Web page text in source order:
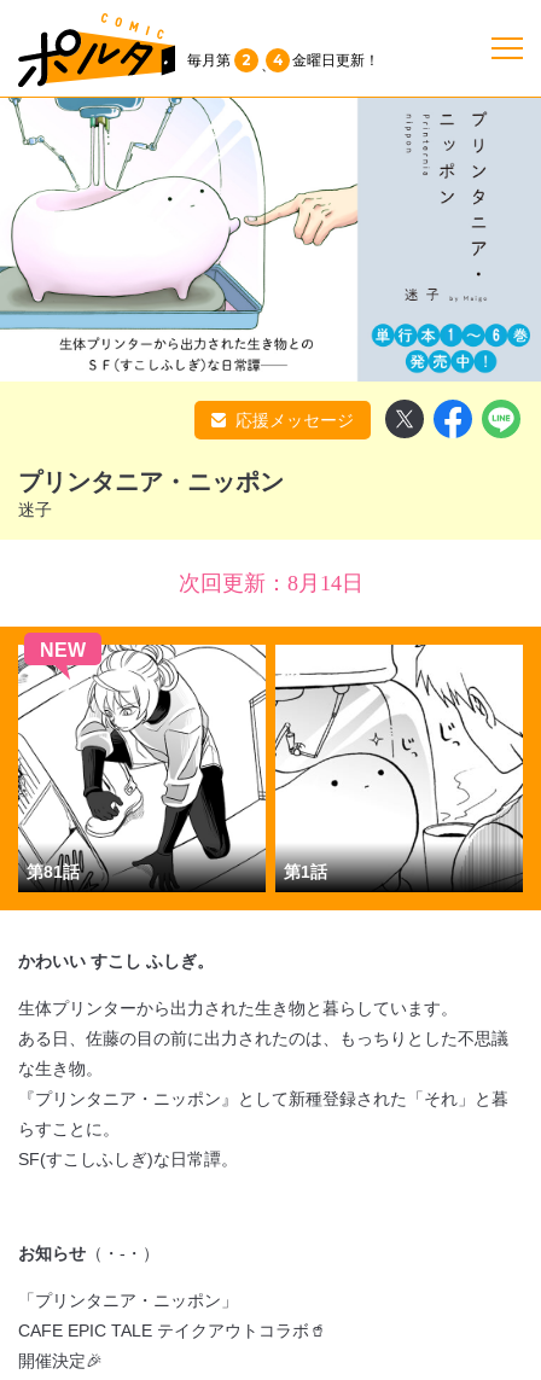
毎月第 2 4 金曜日 更新！
TOP
作品一覧
NEWS
持ち込み
閉じる
プリンタニア・ニッポン
迷子
応援メッセージ
次回更新：8月14日
NEW
第81話 第1話
かわいい すこし ふしぎ。
生体プリンターから出力された生き物と暮らしています。
ある日、佐藤の目の前に出力されたのは、もっちりとした不思議
な生き物。
『プリンタニア・ニッポン』として新種登録された「それ」と暮
らすことに。
SF(すこしふしぎ)な日常譚。
お知らせ （・-・）
「プリンタニア・ニッポン」
CAFE EPIC TALE テイクアウトコラボ🥤
開催決定🎉